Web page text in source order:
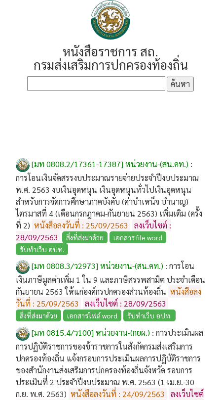
หนังสือราชการ สถ.
กรมส่งเสริมการปกครองท้องถิ่น
[มท 0808.2/17361-17387] หน่วยงาน-(สน.คท.) :
การโอนเงินจัดสรรงบประมาณรายจ่ายประจำปีงบประมาณ
พ.ศ. 2563 งบเงินอุดหนุน เงินอุดหนุนทั่วไปเงินอุดหนุน
สำหรับการจัดการศึกษาภาคบังคับ (ค่าบำเหน็จ บำนาญ)
ไตรมาสที่ 4 (เดือนกรกฎาคม-กันยายน 2563) เพิ่มเติม (ครั้ง
ที่ 2) หนังสือลงวันที่ : 25/09/2563
ลงเว็บไซต์ :
28/09/2563
สิ่งที่ส่งมาด้วย
เอกสาร file word
รับทำเว็บ อปท.
[มท 0808.3/ว2973] หน่วยงาน-(สน.คท.) : การโอน
เงินภาษีมูลค่าเพิ่ม 1 ใน 9 และภาษีสรรพสามิต ประจำเดือน
กันยายน 2563 ให้แก่องค์กรปกครองส่วนท้องถิ่น หนังสือลง
วันที่ : 25/09/2563
ลงเว็บไซต์ : 28/09/2563
สิ่งที่ส่งมาด้วย เอกสารไฟล์ word รับทำเว็บ อปท.
[มท 0815.4/ว100] หน่วยงาน-(กยผ.) : การประเมินผล
การปฏิบัติราชการของข้าราชการในสังกัดกรมส่งเสริมการ
ปกครองท้องถิ่น แจ้งกรอบการประเมินผลการปฏิบัติราชการ
ของสำนักงานส่งเสริมการปกครองท้องถิ่นจังหวัด รอบการ
ประเมินที่ 2 ประจำปีงบประมาณ พ.ศ. 2563 (1 เม.ย.-30
ก.ย. พ.ศ. 2563) หนังสือลงวันที่ : 24/09/2563
ลงเว็บไซต์